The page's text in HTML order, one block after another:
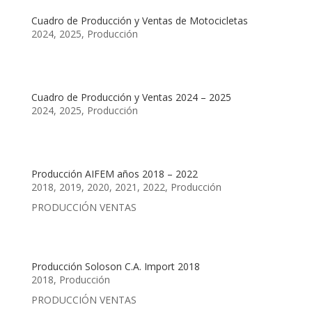
Cuadro de Producción y Ventas de Motocicletas
2024, 2025, Producción
Cuadro de Producción y Ventas 2024 – 2025
2024, 2025, Producción
Producción AIFEM años 2018 – 2022
2018, 2019, 2020, 2021 , 2022, Producción
PRODUCCIÓN VENTAS
Producción Soloson C.A. Import 2018
2018, Producción
PRODUCCIÓN VENTAS